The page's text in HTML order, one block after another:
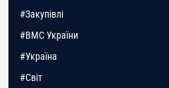
#Закупівлі
#ВМС України
#Україна
#Світ